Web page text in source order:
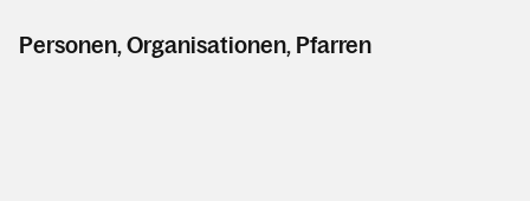
Personen, Organisationen, Pfarren